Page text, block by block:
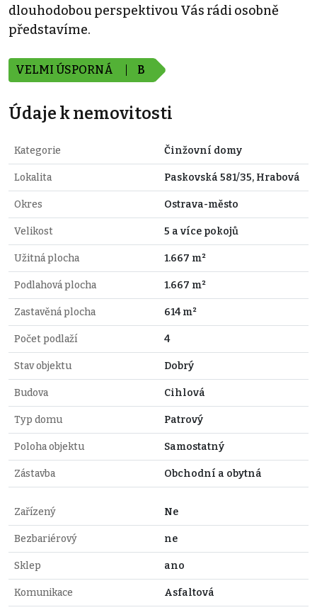
dlouhodobou perspektivou Vás rádi osobně
představíme.
VELMI ÚSPORNÁ B
Údaje k nemovitosti
Kategorie Činžovní domy
Lokalita Paskovská 581/35, Hrabová
Okres Ostrava-město
Velikost 5 a více pokojů
Užitná plocha 1.667 m²
Podlahová plocha 1.667 m²
Zastavěná plocha 614 m²
Počet podlaží 4
Stav objektu Dobrý
Budova Cihlová
Typ domu Patrový
Poloha objektu Samostatný
Zástavba Obchodní a obytná
Zařízený Ne
Bezbariérový ne
Sklep ano
Komunikace Asfaltová